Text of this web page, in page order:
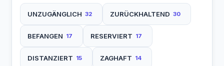
UNZUGÄNGLICH 32 ZURÜCKHALTEND 30
BEFANGEN 17 RESERVIERT 17
DISTANZIERT 15 ZAGHAFT 14